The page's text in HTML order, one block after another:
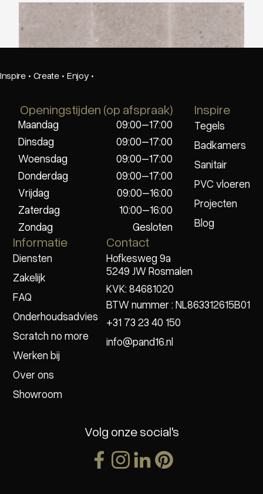
Beste Koop 400X1200 Dimension Rough
Grey
Inspire · Create · Enjoy ·
Openingstijden (op afspraak)
Maandag
09:00–17:00
Dinsdag
09:00–17:00
Woensdag
09:00–17:00
Donderdag
09:00–17:00
Vrijdag
09:00–16:00
Zaterdag
10:00–16:00
Zondag
Gesloten
Inspire
Tegels
Badkamers
Sanitair
PVC vloeren
Projecten
Blog
Informatie
Diensten
Zakelijk
FAQ
Onderhoudsadvies
Scratch no more
Werken bij
Over ons
Showroom
Contact
Hofkesweg 9a
5249 JW Rosmalen
KVK: 84681020
BTW nummer : NL863312615B01
+31 73 23 40 150
info@pand16.nl
Volg onze social's